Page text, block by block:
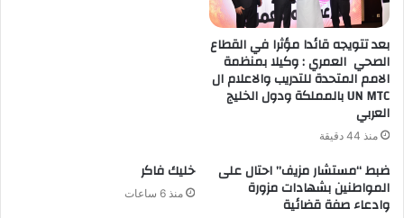
بعد تتويجه قائدا مؤثرا في القطاع
الصحي العمري : وكيلا بمنظمة
الامم المتحدة للتدريب والاعلام ال
UN MTC بالمملكة ودول الخليج
العربي
منذ 44 دقيقة
ضبط “مستشار مزيف” احتال على
المواطنين بشهادات مزورة
وادعاء صفة قضائية
خليك فاكر
منذ 6 ساعات